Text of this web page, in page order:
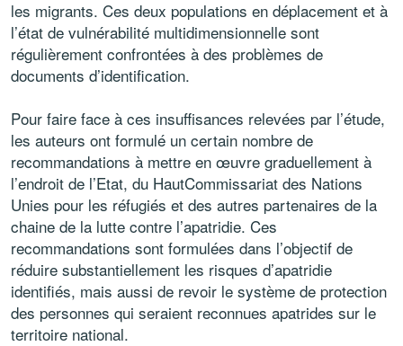
les migrants. Ces deux populations en déplacement et à
l’état de vulnérabilité multidimensionnelle sont
régulièrement confrontées à des problèmes de
documents d’identification.
Pour faire face à ces insuffisances relevées par l’étude,
les auteurs ont formulé un certain nombre de
recommandations à mettre en œuvre graduellement à
l’endroit de l’Etat, du HautCommissariat des Nations
Unies pour les réfugiés et des autres partenaires de la
chaine de la lutte contre l’apatridie. Ces
recommandations sont formulées dans l’objectif de
réduire substantiellement les risques d’apatridie
identifiés, mais aussi de revoir le système de protection
des personnes qui seraient reconnues apatrides sur le
territoire national.